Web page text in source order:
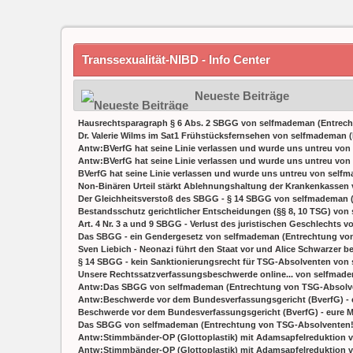
Transsexualität-NIBD - Info Center
Neueste Beiträge
Hausrechtsparagraph § 6 Abs. 2 SBGG von selfmademan (
Dr. Valerie Wilms im Sat1 Frühstücksfernsehen von selfmademan (
Antw:BVerfG hat seine Linie verlassen und wurde uns untreu von
Antw:BVerfG hat seine Linie verlassen und wurde uns untreu von
BVerfG hat seine Linie verlassen und wurde uns untreu von
Non-Binären Urteil stärkt Ablehnungshaltung der Krankenkassen
Der Gleichheitsverstoß des SBGG - § 14 SBGG von selfmademan (
Bestandsschutz gerichtlicher Entscheidungen (§§ 8, 10 TSG) von
Art. 4 Nr. 3 a und 9 SBGG - Verlust des juristischen Geschlechts
Das SBGG - ein Gendergesetz von selfmademan (Entrechtung
Sven Liebich - Neonazi führt den Staat vor und Alice Schwarzer
§ 14 SBGG - kein Sanktionierungsrecht für TSG-Absolventen von
Unsere Rechtssatzverfassungsbeschwerde online...von
Antw:Das SBGG von selfmademan (Entrechtung von TSG-
Antw:Beschwerde vor dem Bundesverfassungsgericht (BverfG) -
Beschwerde vor dem Bundesverfassungsgericht (BverfG) - eure
Das SBGG von selfmademan (Entrechtung von TSG-Absolventen!
Antw:Stimmbänder-OP (Glottoplastik) mit Adamsapfelreduktion
Antw:Stimmbänder-OP (Glottoplastik) mit Adamsapfelreduktion